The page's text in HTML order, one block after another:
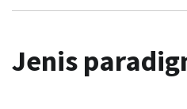
Jenis